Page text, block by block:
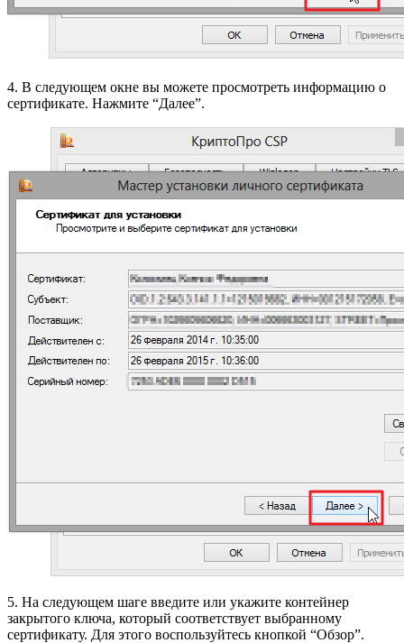
4. В следующем окне вы можете просмотреть информацию о
сертификате. Нажмите “Далее”.
5. На следующем шаге введите или укажите контейнер
закрытого ключа, который соответствует выбранному
сертификату. Для этого воспользуйтесь кнопкой “Обзор”.